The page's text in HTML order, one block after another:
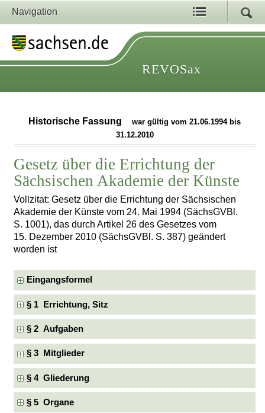
Navigation
REVOSax
Historische Fassung
war gültig vom 21.06.1994 bis
31.12.2010
Gesetz über die Errichtung der
Sächsischen Akademie der Künste
Vollzitat: Gesetz über die Errichtung der Sächsischen
Akademie der Künste vom 24. Mai 1994 (SächsGVBl.
S. 1001), das durch Artikel 26 des Gesetzes vom
15. Dezember 2010 (SächsGVBl. S. 387) geändert
worden ist
Eingangsformel
§ 1 Errichtung, Sitz
§ 2 Aufgaben
§ 3 Mitglieder
§ 4 Gliederung
§ 5 Organe